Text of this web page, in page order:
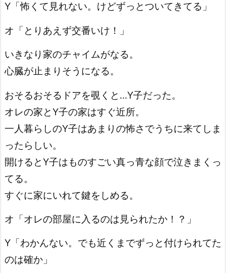
Y「怖くて見れない。けどずっとついてきてる」
オ「とりあえず交番いけ！」
いきなり家のチャイムがなる。
心臓が止まりそうになる。
おそるおそるドアを覗くと…Y子だった。
オレの家とY子の家はすぐ近所。
一人暮らしのY子はあまりの怖さでうちに来てしま
ったらしい。
開けるとY子はものすごい真っ青な顔で泣きまくっ
てる。
すぐに家にいれて鍵をしめる。
オ「オレの部屋に入るのは見られたか！？」
Y「わかんない。でも近くまでずっと付けられてた
のは確か」